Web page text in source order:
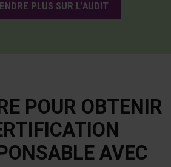
PLUS SUR L’AUDIT
POUR OBTENIR
AVEC